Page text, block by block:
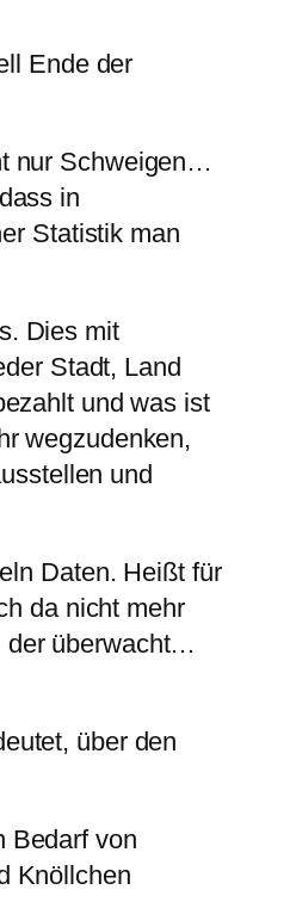
Ende der
nur Schweigen…
in
Statistik man
Dies mit
Stadt, Land
und was ist
wegzudenken,
und
Daten. Heißt für
da nicht mehr
der überwacht…
über den
Bedarf von
Knöllchen